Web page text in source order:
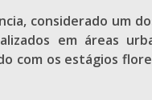
considerado um
em áreas
com os estágios